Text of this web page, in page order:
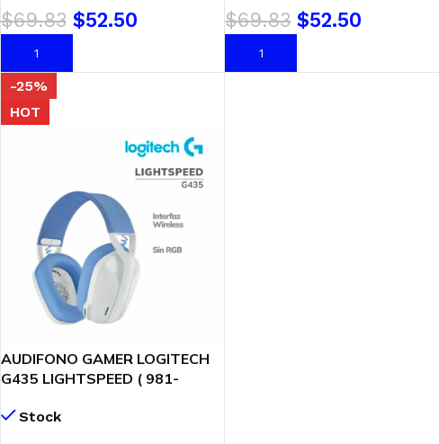
$69.83 $52.50
AÑADIR AL CARRITO
$69.83 $52.50
AÑADIR AL CARRITO
-25%
HOT
AUDIFONO GAMER LOGITECH
G435 LIGHTSPEED ( 981-
WHITE
Stock